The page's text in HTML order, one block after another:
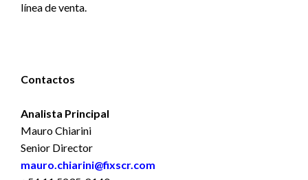
línea de venta.
Contactos
Analista Principal
Mauro Chiarini
Senior Director
mauro.chiarini@fixscr.com